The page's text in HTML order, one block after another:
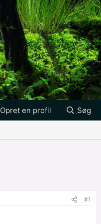
Opret en profil Søg
#1